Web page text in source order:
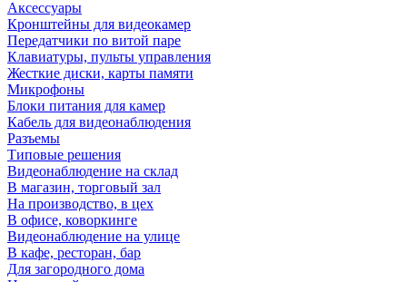
Аксессуары
Кронштейны для видеокамер
Передатчики по витой паре
Клавиатуры, пульты управления
Жесткие диски, карты памяти
Микрофоны
Блоки питания для камер
Кабель для видеонаблюдения
Разъемы
Типовые решения
Видеонаблюдение на склад
В магазин, торговый зал
На производство, в цех
В офисе, коворкинге
Видеонаблюдение на улице
В кафе, ресторан, бар
Для загородного дома